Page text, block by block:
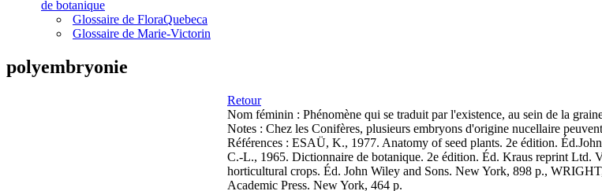
de botanique
Glossaire de FloraQuebeca
Glossaire de Marie-Victorin
polyembryonie
Retour
Nom féminin : Phénomène qui se traduit par l'existence, au sein de la
Notes : Chez les Conifères, plusieurs embryons d'origine nucellaire
Références : ESAÜ, K., 1977. Anatomy of seed plants. 2e édition.
C.-L., 1965. Dictionnaire de botanique. 2e édition. Éd. Kraus reprint Ltd.
horticultural crops. Éd. John Wiley and Sons. New York, 898 p.,
Academic Press. New York, 464 p.